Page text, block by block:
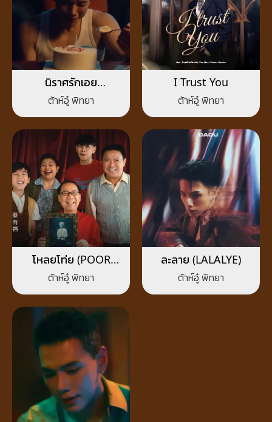
นิราศรักเอย
(FAREWELL)
ต้าห์อู๋ พิทยา
I Trust You
ต้าห์อู๋ พิทยา
โหลยโท่ย (POOR
BOY)
ต้าห์อู๋ พิทยา
ละลาย (LALALYE)
ต้าห์อู๋ พิทยา